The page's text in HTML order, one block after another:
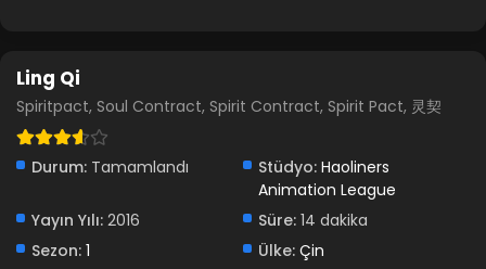
Ling Qi
Spiritpact, Soul Contract, Spirit Contract, Spirit Pact, 灵契
Durum: Tamamlandı Stüdyo: Haoliners
Animation League
Yayın Yılı: 2016 Süre: 14 dakika
Sezon: 1 Ülke: Çin